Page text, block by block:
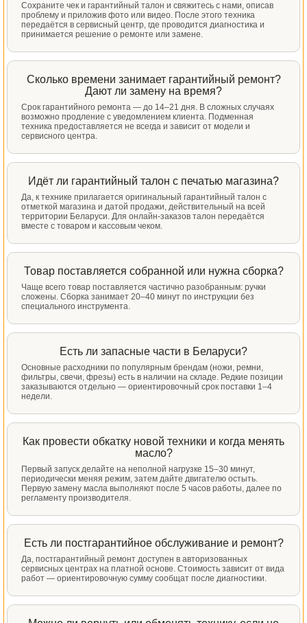
Сохраните чек и гарантийный талон и свяжитесь с нами, описав
проблему и приложив фото или видео. После этого техника
передаётся в сервисный центр, где проводится диагностика и
принимается решение о ремонте или замене.
Сколько времени занимает гарантийный ремонт?
Дают ли замену на время?
Срок гарантийного ремонта — до 14–21 дня. В сложных случаях
возможно продление с уведомлением клиента. Подменная
техника предоставляется не всегда и зависит от модели и
сервисного центра.
Идёт ли гарантийный талон с печатью магазина?
Да, к технике прилагается оригинальный гарантийный талон с
отметкой магазина и датой продажи, действительный на всей
территории Беларуси. Для онлайн-заказов талон передаётся
вместе с товаром и кассовым чеком.
Товар поставляется собранной или нужна сборка?
Чаще всего товар поставляется частично разобранным: ручки
сложены. Сборка занимает 20–40 минут по инструкции без
специального инструмента.
Есть ли запасные части в Беларуси?
Основные расходники по популярным брендам (ножи, ремни,
фильтры, свечи, фрезы) есть в наличии на складе. Редкие позиции
заказываются отдельно — ориентировочный срок поставки 1–4
недели.
Как провести обкатку новой техники и когда менять
масло?
Первый запуск делайте на неполной нагрузке 15–30 минут,
периодически меняя режим, затем дайте двигателю остыть.
Первую замену масла выполняют после 5 часов работы, далее по
регламенту производителя.
Есть ли постгарантийное обслуживание и ремонт?
Да, постгарантийный ремонт доступен в авторизованных
сервисных центрах на платной основе. Стоимость зависит от вида
работ — ориентировочную сумму сообщат после диагностики.